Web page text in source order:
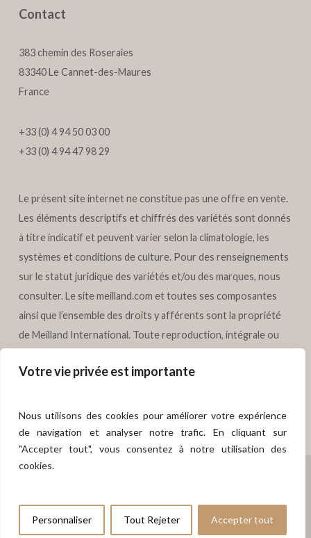
Votre vie privée est importante
Nous utilisons des cookies pour améliorer votre expérience
de navigation et analyser notre trafic. En cliquant sur
"Accepter tout", vous consentez à notre utilisation des
cookies.
Personnaliser Tout Rejeter Accepter tout
Contact
383 chemin des Roseraies
83340 Le Cannet-des-Maures
France
+33 (0) 4 94 50 03 00
+33 (0) 4 94 47 98 29
Le présent site internet ne constitue pas une offre en vente.
Les éléments descriptifs et chiffrés des variétés sont donnés
à titre indicatif et peuvent varier selon la climatologie, les
systèmes et conditions de culture. Pour des renseignements
sur le statut juridique des variétés et/ou des marques, nous
consulter. Le sitemeilland.com et toutes ses composantes
ainsi que l’ensemble des droits y afférents sont la propriété
de Meilland International. Toute reproduction, intégrale ou
préalable écrite de Meilland International. Tous droits
facebooklinkedin instagram
tiktok